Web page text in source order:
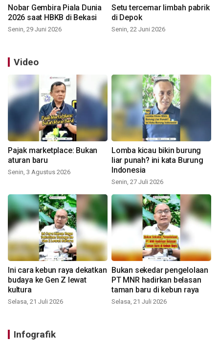
Nobar Gembira Piala Dunia
2026 saat HBKB di Bekasi
Senin, 29 Juni 2026
Setu tercemar limbah pabrik
di Depok
Senin, 22 Juni 2026
Video
Pajak marketplace: Bukan
aturan baru
Senin, 3 Agustus 2026
Lomba kicau bikin burung
liar punah? ini kata Burung
Indonesia
Senin, 27 Juli 2026
Ini cara kebun raya dekatkan
budaya ke Gen Z lewat
kultura
Selasa, 21 Juli 2026
Bukan sekedar pengelolaan
PT MNR hadirkan belasan
taman baru di kebun raya
Selasa, 21 Juli 2026
Infografik